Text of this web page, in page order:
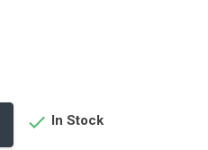
 In Stock